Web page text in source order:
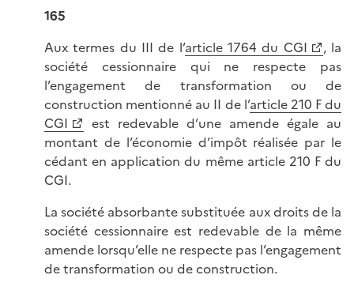
165
Aux termes du III de l’article 1764 du CGI
, la
société cessionnaire qui ne respecte pas
l’engagement de transformation ou de
construction mentionné au II de l’article 210 F du
CGI
est redevable d’une amende égale au
montant de l’économie d’impôt réalisée par le
cédant en application du même article 210 F du
CGI.
La société absorbante substituée aux droits de la
société cessionnaire est redevable de la même
amende lorsqu’elle ne respecte pas l’engagement
de transformation ou de construction.